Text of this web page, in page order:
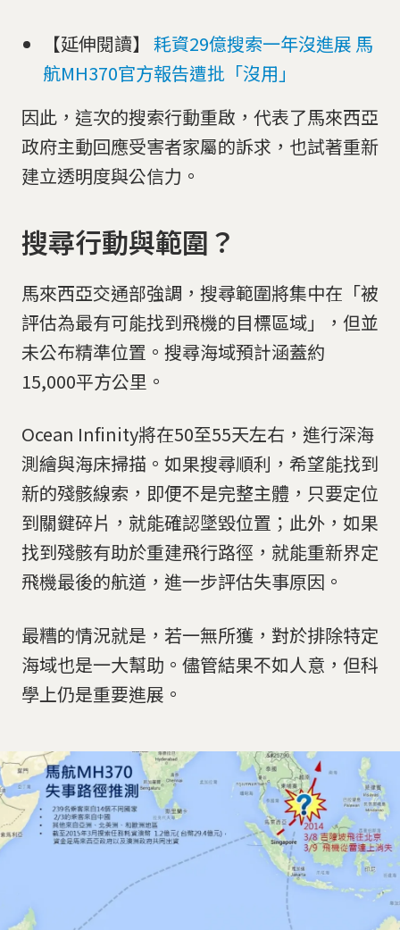
【延伸閱讀】 耗資29億搜索一年沒進展 馬
航MH370官方報告遭批「沒用」
因此，這次的搜索行動重啟，代表了馬來西亞
政府主動回應受害者家屬的訴求，也試著重新
建立透明度與公信力。
搜尋行動與範圍？
馬來西亞交通部強調，搜尋範圍將集中在「被
評估為最有可能找到飛機的目標區域」，但並
未公布精準位置。搜尋海域預計涵蓋約
15,000平方公里。
Ocean Infinity將在50至55天左右，進行深海
測繪與海床掃描。如果搜尋順利，希望能找到
新的殘骸線索，即便不是完整主體，只要定位
到關鍵碎片，就能確認墜毀位置；此外，如果
找到殘骸有助於重建飛行路徑，就能重新界定
飛機最後的航道，進一步評估失事原因。
最糟的情況就是，若一無所獲，對於排除特定
海域也是一大幫助。儘管結果不如人意，但科
學上仍是重要進展。